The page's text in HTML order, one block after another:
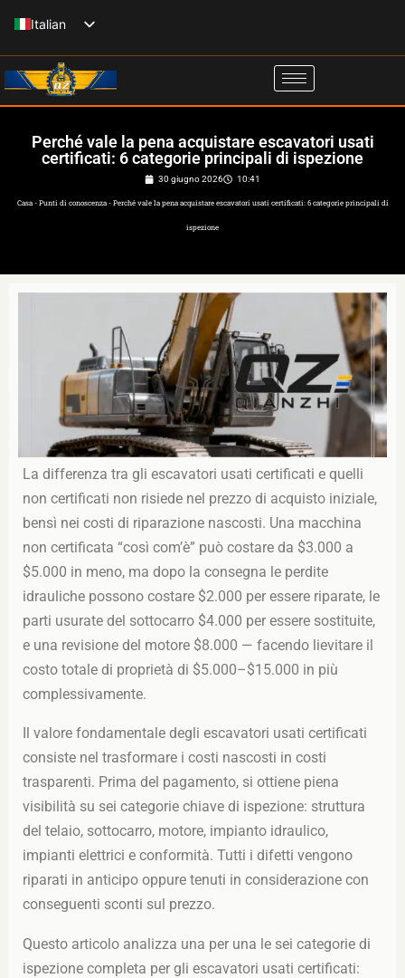
contenuto
Italian
English
Spanish
Russian
Perché vale la pena acquistare escavatori usati
certificati: 6 categorie principali di ispezione
30 giugno 2026 10:41
Casa- Punti di conoscenza- Perché vale la pena acquistare escavatori usati certificati: 6 categorie principali di
ispezione
La differenza tra gli escavatori usati certificati e quelli
non certificati non risiede nel prezzo di acquisto iniziale,
bensì nei costi di riparazione nascosti. Una macchina
non certificata “così com’è” può costare da $3.000 a
$5.000 in meno, ma dopo la consegna le perdite
idrauliche possono costare $2.000 per essere riparate, le
parti usurate del sottocarro $4.000 per essere sostituite,
e una revisione del motore $8.000 — facendo lievitare il
costo totale di proprietà di $5.000–$15.000 in più
complessivamente.
Il valore fondamentale degli escavatori usati certificati
consiste nel trasformare i costi nascosti in costi
trasparenti. Prima del pagamento, si ottiene piena
visibilità su sei categorie chiave di ispezione: struttura
del telaio, sottocarro, motore, impianto idraulico,
impianti elettrici e conformità. Tutti i difetti vengono
riparati in anticipo oppure tenuti in considerazione con
conseguenti sconti sul prezzo.
Questo articolo analizza una per una le sei categorie di
ispezione completa per gli escavatori usati certificati: